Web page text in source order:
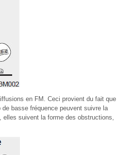
en FM. Ceci provient du fait que
basse fréquence peuvent suivre la
elles suivent la forme des obstructions,